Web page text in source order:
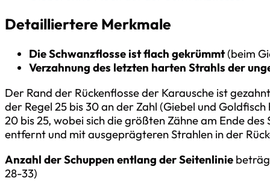
Detailliertere Merkmale
Die Schwanzflosse ist flach gekrümmt(beim
Verzahnung des letzten harten Strahls der
Der Rand der Rückenflosse der Karausche ist
der Regel 25 bis 30 an der Zahl (Giebel und
20 bis 25, wobei sich die größten Zähne am Ende
entfernt und mit ausgeprägteren Strahlen in der
Anzahl der Schuppen entlang der Seitenlinie
28-33)